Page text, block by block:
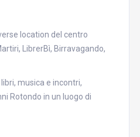
location del centro
LibrerBì, Birravagando,
musica e incontri,
Rotondo in un luogo di